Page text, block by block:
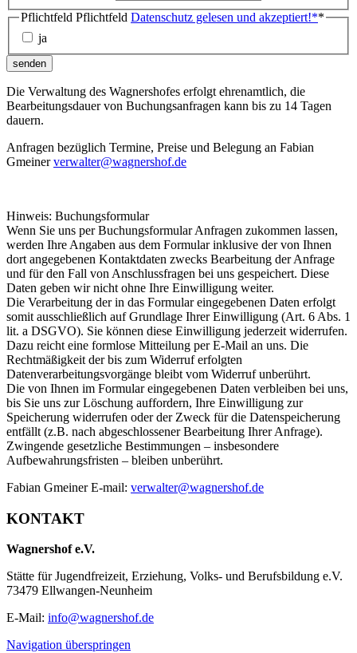
Pflichtfeld Pflichtfeld Datenschutz gelesen und akzeptiert!**
ja
senden
Die Verwaltung des Wagnershofes erfolgt ehrenamtlich, die
Bearbeitungsdauer von Buchungsanfragen kann bis zu 14 Tagen
dauern.
Anfragen bezüglich Termine, Preise und Belegung an Fabian
Gmeinerverwalter@wagnershof.de
Hinweis: Buchungsformular
Wenn Sie uns per Buchungsformular Anfragen zukommen lassen,
werden Ihre Angaben aus dem Formular inklusive der von Ihnen
dort angegebenen Kontaktdaten zwecks Bearbeitung der Anfrage
und für den Fall von Anschlussfragen bei uns gespeichert. Diese
Daten geben wir nicht ohne Ihre Einwilligung weiter.
Die Verarbeitung der in das Formular eingegebenen Daten erfolgt
somit ausschließlich auf Grundlage Ihrer Einwilligung (Art. 6 Abs. 1
lit. a DSGVO). Sie können diese Einwilligung jederzeit widerrufen.
Dazu reicht eine formlose Mitteilung per E-Mail an uns. Die
Rechtmäßigkeit der bis zum Widerruf erfolgten
Datenverarbeitungsvorgänge bleibt vom Widerruf unberührt.
Die von Ihnen im Formular eingegebenen Daten verbleiben bei uns,
bis Sie uns zur Löschung auffordern, Ihre Einwilligung zur
Speicherung widerrufen oder der Zweck für die Datenspeicherung
entfällt (z.B. nach abgeschlossener Bearbeitung Ihrer Anfrage).
Zwingende gesetzliche Bestimmungen – insbesondere
Aufbewahrungsfristen – bleiben unberührt.
Fabian Gmeiner E-mail: verwalter@wagnershof.de
KONTAKT
Wagnershof e.V.
Stätte für Jugendfreizeit, Erziehung, Volks- und Berufsbildung e.V.
73479 Ellwangen-Neunheim
E-Mail: info@wagnershof.de
Navigation überspringen